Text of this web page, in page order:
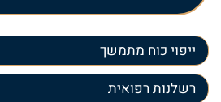
ייפוי כוח מתמשך
רשלנות רפואית